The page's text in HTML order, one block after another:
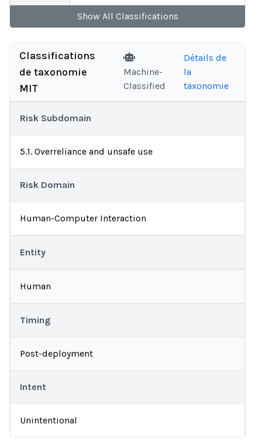
Show All Classifications
Classifications
de taxonomie
MIT
Machine-
Classified
Détails de
la
taxonomie
Risk Subdomain
5.1. Overreliance and unsafe use
Risk Domain
Human-Computer Interaction
Entity
Human
Timing
Post-deployment
Intent
Unintentional